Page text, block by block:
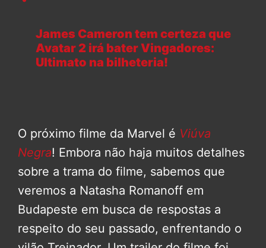
James Cameron tem certeza que
Avatar 2 irá bater Vingadores:
Ultimato na bilheteria!
O próximo filme da Marvel é Viúva
Negra! Embora não haja muitos detalhes
sobre a trama do filme, sabemos que
veremos a Natasha Romanoff em
Budapeste em busca de respostas a
respeito do seu passado, enfrentando o